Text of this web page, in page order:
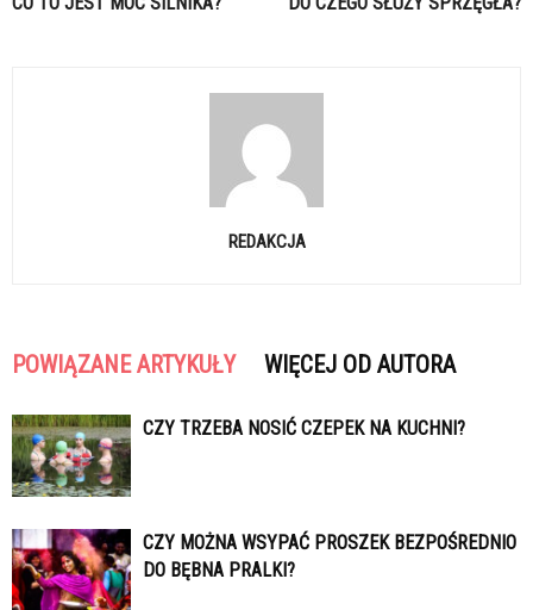
REDAKCJA
POWIĄZANE ARTYKUŁY WIĘCEJ OD AUTORA
CZY TRZEBA NOSIĆ CZEPEK NA KUCHNI?
CZY MOŻNA WSYPAĆ PROSZEK BEZPOŚREDNIO
DO BĘBNA PRALKI?